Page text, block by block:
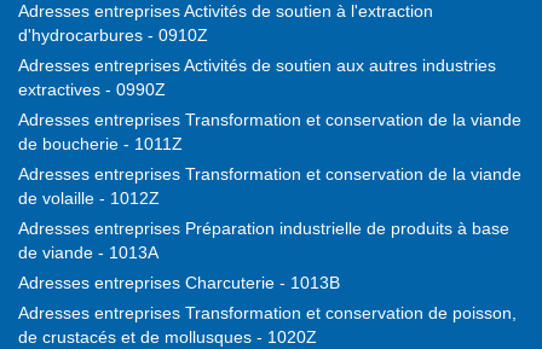
Adresses entreprises Activités de soutien à l'extraction
d'hydrocarbures - 0910Z
Adresses entreprises Activités de soutien aux autres industries
extractives - 0990Z
Adresses entreprises Transformation et conservation de la viande
de boucherie - 1011Z
Adresses entreprises Transformation et conservation de la viande
de volaille - 1012Z
Adresses entreprises Préparation industrielle de produits à base
de viande - 1013A
Adresses entreprises Charcuterie - 1013B
Adresses entreprises Transformation et conservation de poisson,
de crustacés et de mollusques - 1020Z